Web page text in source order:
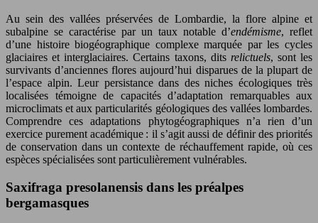
Au sein des vallées préservées de Lombardie, la flore alpine et
subalpine se caractérise par un taux notable d’endémisme, reflet
d’une histoire biogéographique complexe marquée par les cycles
glaciaires et interglaciaires. Certains taxons, dits relictuels, sont les
survivants d’anciennes flores aujourd’hui disparues de la plupart de
l’espace alpin. Leur persistance dans des niches écologiques très
localisées témoigne de capacités d’adaptation remarquables aux
microclimats et aux particularités géologiques des vallées lombardes.
Comprendre ces adaptations phytogéographiques n’a rien d’un
exercice purement académique : il s’agit aussi de définir des priorités
de conservation dans un contexte de réchauffement rapide, où ces
espèces spécialisées sont particulièrement vulnérables.
Saxifraga presolanensis dans les préalpes
bergamasques